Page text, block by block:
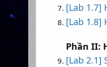
[Lab 1.7]
[Lab 1.8]
Phần II:
[Lab 2.1]